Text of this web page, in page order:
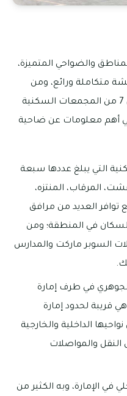
والضواحي المتميزة،
متكاملة ورائع، ومن
بينها ضاحية الحيرة التي تجزأت إلى 7 من المجمعات السكنية
أهم معلومات عن ضاحية
التي يبلغ عددها سبعة
المرقاب، المنتزه،
توافر العديد من مرافق
في المنطقة؛ ومن
السوبر ماركت والمدارس
في طرف إمارة
قريبة لحدود إمارة
الداخلية والخارجية
النقل والمواصلات
في الإمارة، وبه الكثير من